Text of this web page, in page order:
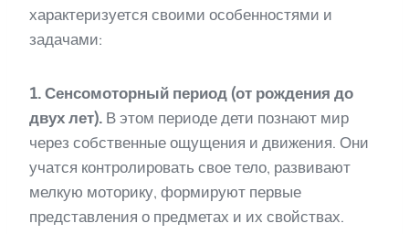
характеризуется своими особенностями и
задачами:
1. Сенсомоторный период (от рождения до
двух лет). В этом периоде дети познают мир
через собственные ощущения и движения. Они
учатся контролировать свое тело, развивают
мелкую моторику, формируют первые
представления о предметах и их свойствах.